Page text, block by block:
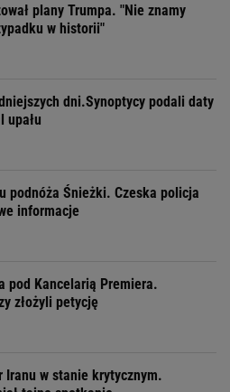
plany Trumpa. "Nie znamy
w historii"
dni.Synoptycy podali daty
upału
podnóża Śnieżki. Czeska policja
informacje
pod Kancelarią Premiera.
złożyli petycję
Iranu w stanie krytycznym.